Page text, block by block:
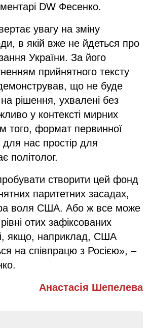
DW Фесенко.
увагу на зміну
в якій вже не йдеться про
України. За його
прийнятного тексту
що не буде
рішення, ухвалені без
у контексті мирних
того, формат первинної
для нас простір для
політолог.
створити цей фонд
паритетних засадах,
воля США. Або ж все може
отих зафіксованих
якщо, наприклад, США
на співпрацю з Росією», –
Анастасія Шепелева